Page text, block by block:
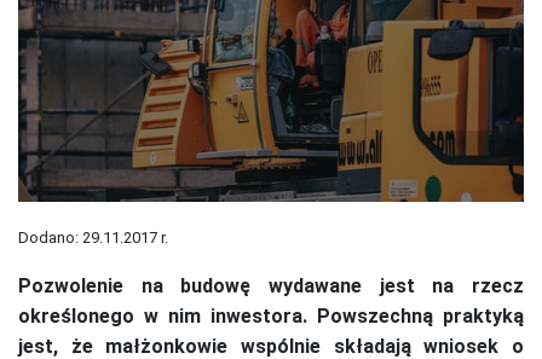
Dodano: 29.11.2017 r.
Pozwolenie na budowę wydawane jest na rzecz
określonego w nim inwestora. Powszechną praktyką
jest, że małżonkowie wspólnie składają wniosek o